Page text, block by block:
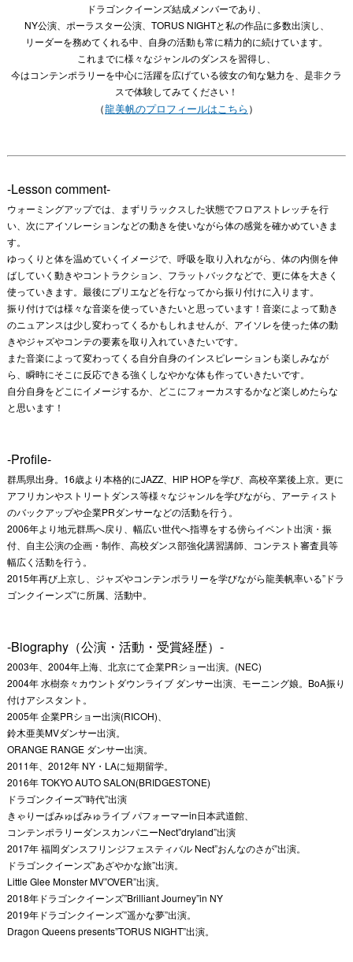
ドラゴンクイーンズ結成メンバーであり、
NY公演、ポーラスター公演、TORUS NIGHTと私の作品に多数出演し、
リーダーを務めてくれる中、自身の活動も常に精力的に続けています。
これまでに様々なジャンルのダンスを習得し、
今はコンテンポラリーを中心に活躍を広げている彼女の旬な魅力を、是非クラ
スで体験してみてください！
（龍美帆のプロフィールはこちら ）
-Lesson comment-
ウォーミングアップでは、まずリラックスした状態でフロアストレッチを行
い、次にアイソレーションなどの動きを使いながら体の感覚を確かめていきま
す。
ゆっくりと体を温めていくイメージで、呼吸を取り入れながら、体の内側を伸
ばしていく動きやコントラクション、フラットバックなどで、更に体を大きく
使っていきます。最後にプリエなどを行なってから振り付けに入ります。
振り付けでは様々な音楽を使っていきたいと思っています！音楽によって動き
のニュアンスは少し変わってくるかもしれませんが、アイソレを使った体の動
きやジャズやコンテの要素を取り入れていきたいです。
また音楽によって変わってくる自分自身のインスピレーションも楽しみなが
ら、瞬時にそこに反応できる強くしなやかな体も作っていきたいです。
自分自身をどこにイメージするか、どこにフォーカスするかなど楽しめたらな
と思います！
-Profile-
群馬県出身。16歳より本格的にJAZZ、HIP HOPを学び、高校卒業後上京。更に
アフリカンやストリートダンス等様々なジャンルを学びながら、アーティスト
のバックアップや企業PRダンサーなどの活動を行う。
2006年より地元群馬へ戻り、幅広い世代へ指導をする傍らイベント出演・振
付、自主公演の企画・制作、高校ダンス部強化講習講師、コンテスト審査員等
幅広く活動を行う。
2015年再び上京し、ジャズやコンテンポラリーを学びながら龍美帆率いる”ドラ
ゴンクイーンズ”に所属、活動中。
-Biography（公演・活動・受賞経歴）-
2003年、2004年上海、北京にて企業PRショー出演。(NEC)
2004年 水樹奈々カウントダウンライブ ダンサー出演、モーニング娘。BoA振り
付けアシスタント。
2005年 企業PRショー出演(RICOH)、
鈴木亜美MVダンサー出演。
ORANGE RANGE ダンサー出演。
2011年、2012年 NY・LAに短期留学。
2016年 TOKYO AUTO SALON(BRIDGESTONE)
ドラゴンクイーズ”時代”出演
きゃりーぱみゅぱみゅライブ パフォーマーin日本武道館、
コンテンポラリーダンスカンパニーNect”dryland”出演
2017年 福岡ダンスフリンジフェスティバル Nect”おんなのさが”出演。
ドラゴンクイーンズ”あざやかな旅”出演。
Little Glee Monster MV”OVER”出演。
2018年ドラゴンクイーンズ”Brilliant Journey”in NY
2019年ドラゴンクイーンズ”遥かな夢”出演。
Dragon Queens presents”TORUS NIGHT”出演。